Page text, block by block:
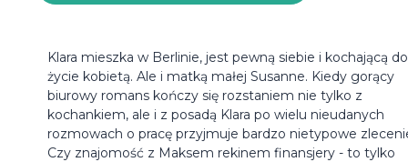
Klara mieszka w Berlinie, jest pewną siebie i kochającą
życie kobietą. Ale i matką małej Susanne. Kiedy gorący
biurowy romans kończy się rozstaniem nie tylko z
kochankiem, ale i z posadą Klara po wielu nieudanych
rozmowach o pracę przyjmuje bardzo nietypowe
Czy znajomość z Maksem rekinem finansjery - to tylko